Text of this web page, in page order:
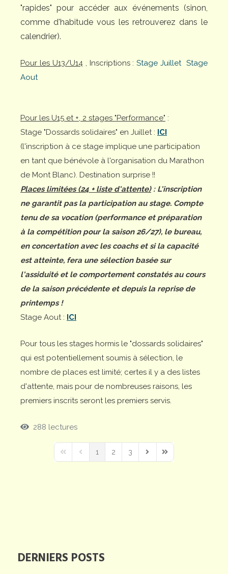
DERNIERS POSTS
"rapides" pour accéder aux événements (sinon,
comme d'habitude vous les retrouverez dans le
calendrier).
Pour les U13/U14, Inscriptions :Stage Juillet Stage
Aout
Pour les U15 et +, 2 stages "Performance" :
Stage "Dossards solidaires" en Juillet : ICI
(l'inscription à ce stage implique une participation
en tant que bénévole à l'organisation du Marathon
de Mont Blanc). Destination surprise !!
Places limitées (24 + liste d'attente): L'inscription
ne garantit pas la participation au stage. Compte
tenu de sa vocation (performance et préparation
à la compétition pour la saison 26/27), le bureau,
en concertation avec les coachs et si la capacité
est atteinte, fera une sélection basée sur
l'assiduité et le comportement constatés au cours
de la saison précédente et depuis la reprise de
printemps !
Stage Aout : ICI
Pour tous les stages hormis le "dossards solidaires"
qui est potentiellement soumis à sélection, le
nombre de places est limité; certes il y a des listes
d'attente, mais pour de nombreuses raisons, les
premiers inscrits seront les premiers servis.
288 lectures
First PagePrevious Page
1 2 3
Next PageLast Page